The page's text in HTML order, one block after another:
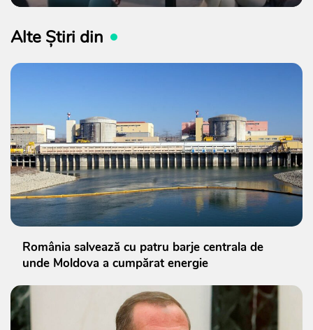
Alte Știri din
România salvează cu patru barje centrala de
unde Moldova a cumpărat energie